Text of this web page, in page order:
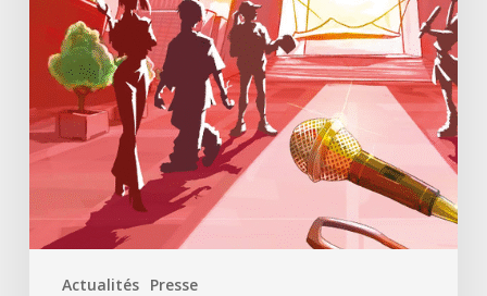
Actualités Presse
Défense
un
jeu
d’enquête
à
ciel